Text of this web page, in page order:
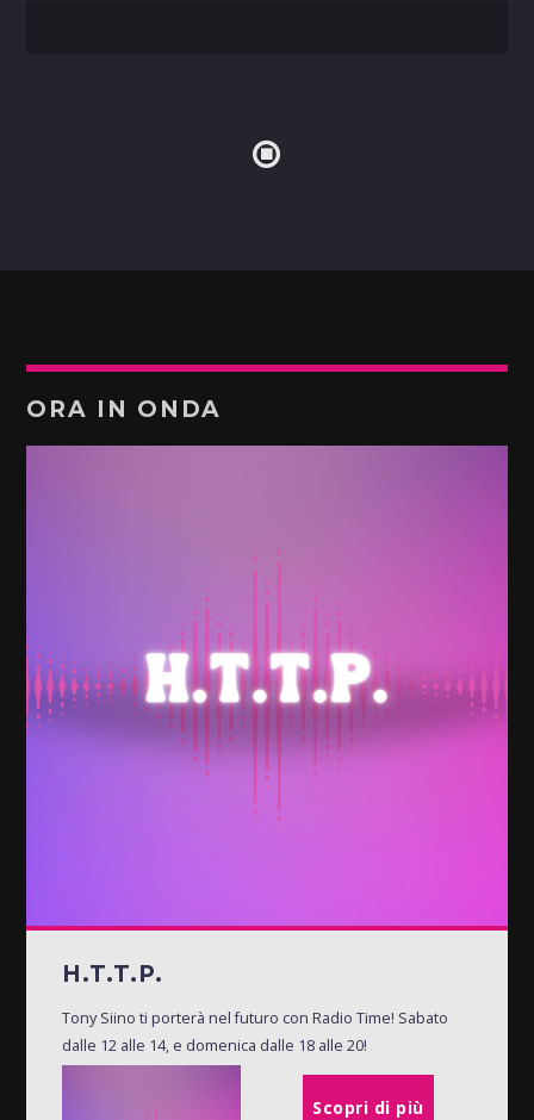
ORA IN ONDA
H.T.T.P.
Tony Siino ti porterà nel futuro con Radio Time! Sabato
dalle 12 alle 14, e domenica dalle 18 alle 20!
Scopri di più